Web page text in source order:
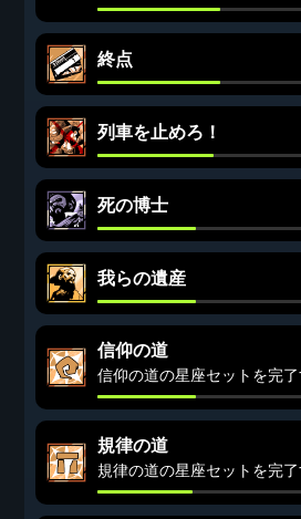
終点
列車を止めろ！
死の博士
我らの遺産
信仰の道
信仰の道の星座セットを完
規律の道
規律の道の星座セットを完